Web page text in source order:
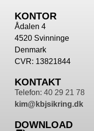
KONTOR
Ådalen 4
4520 Svinninge
Denmark
CVR: 13821844
KONTAKT
Telefon: 40 29 21 78
kim@kbjsikring.dk
DOWNLOAD